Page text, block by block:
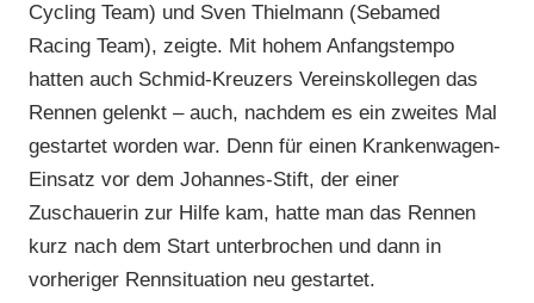
Cycling Team) und Sven Thielmann (Sebamed
Racing Team), zeigte. Mit hohem Anfangstempo
hatten auch Schmid-Kreuzers Vereinskollegen das
Rennen gelenkt – auch, nachdem es ein zweites Mal
gestartet worden war. Denn für einen Krankenwagen-
Einsatz vor dem Johannes-Stift, der einer
Zuschauerin zur Hilfe kam, hatte man das Rennen
kurz nach dem Start unterbrochen und dann in
vorheriger Rennsituation neu gestartet.